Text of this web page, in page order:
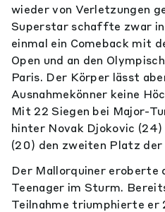
wieder von Verletzungen
Superstar schaffte zwar in
einmal ein Comeback mit
Open und an den
Paris. Der Körper lässt
Ausnahmekönner keine
Mit 22 Siegen bei Major-
hinter Novak Djokovic
(20) den zweiten Platz
Der Mallorquiner eroberte
Teenager im Sturm.
Teilnahme triumphierte er